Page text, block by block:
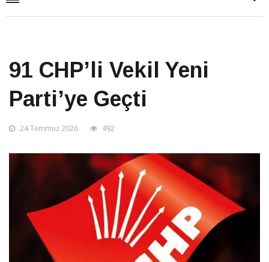
91 CHP’li Vekil Yeni
Parti’ye Geçti
24 Temmuz 2026 492